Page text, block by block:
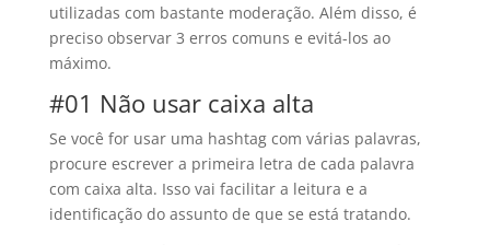
utilizadas com bastante moderação. Além disso, é
preciso observar 3 erros comuns e evitá-los ao
máximo.
#01 Não usar caixa alta
Se você for usar uma hashtag com várias palavras,
procure escrever a primeira letra de cada palavra
com caixa alta. Isso vai facilitar a leitura e a
identificação do assunto de que se está tratando.